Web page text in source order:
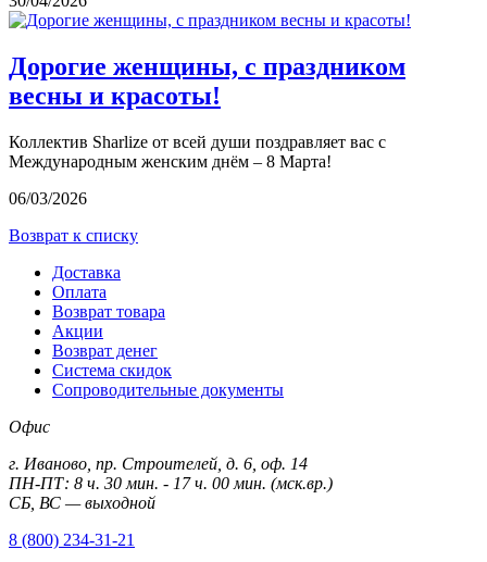
Дорогие женщины, с праздником
весны и красоты!
Коллектив Sharlize от всей души поздравляет вас с
Международным женским днём – 8 Марта!
06/03/2026
Возврат к списку
Доставка
Оплата
Возврат товара
Акции
Возврат денег
Система скидок
Сопроводительные документы
Офис
г. Иваново, пр. Строителей, д. 6, оф. 14
ПН-ПТ: 8 ч. 30 мин. - 17 ч. 00 мин. (мск.вр.)
СБ, ВС — выходной
8 (800) 234-31-21